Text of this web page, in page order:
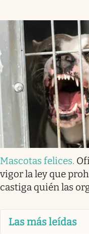
Mascotas felices.
vigor la ley que
castiga quién las
Las más leídas